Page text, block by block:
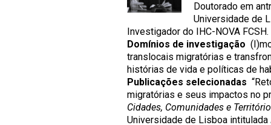
Doutorado em
Universidade de
Investigador do IHC-NOVA FCSH.
Domínios de investigação
translocais migratórias e
histórias de vida e políticas de
Publicações selecionadas
migratórias e seus impactos no
Cidades, Comunidades e
Universidade de Lisboa intitulada